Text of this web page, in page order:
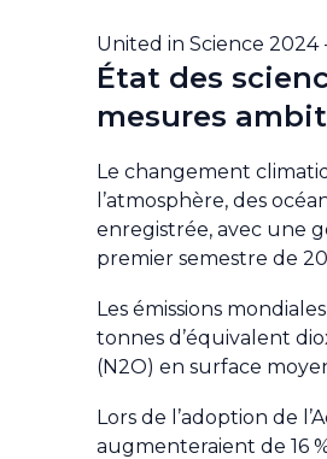
United in Science 2024
État des
mesures
Le changement
l’atmosphère, des
enregistrée, avec une
premier semestre de
Les émissions
tonnes d’équivalent
(N2O) en surface
Lors de l’adoption de
augmenteraient de 16